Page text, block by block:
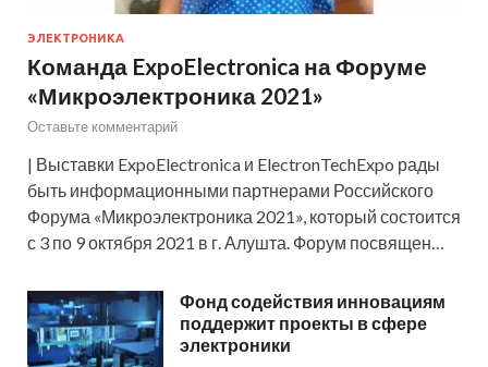
ЭЛЕКТРОНИКА
Команда ExpoElectronica на Форуме
«Микроэлектроника 2021»
Оставьте комментарий
| Выставки ExpoElectronica и ElectronTechExpo рады
быть информационными партнерами Российского
Форума «Микроэлектроника 2021», который состоится
с 3 по 9 октября 2021 в г. Алушта. Форум посвящен…
Фонд содействия инновациям
поддержит проекты в сфере
электроники